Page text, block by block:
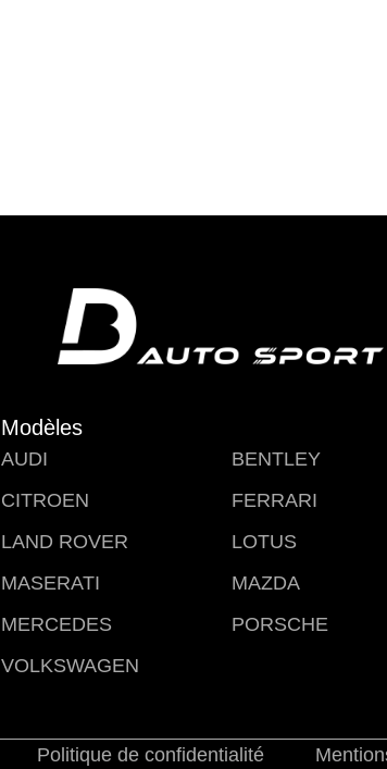
Modèles
AUDI
BENTLEY
CITROEN
FERRARI
LAND ROVER
LOTUS
MASERATI
MAZDA
MERCEDES
PORSCHE
VOLKSWAGEN
Politique de confidentialité